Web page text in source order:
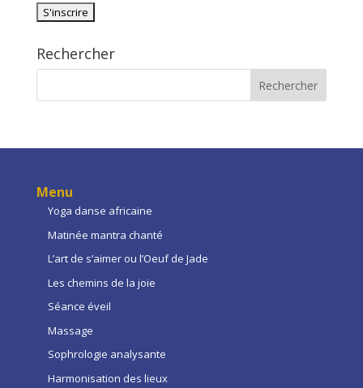
Rechercher
Menu
Yoga danse africaine
Matinée mantra chanté
L’art de s’aimer ou l’Oeuf de Jade
Les chemins de la joie
Séance éveil
Massage
Sophrologie analysante
Harmonisation des lieux